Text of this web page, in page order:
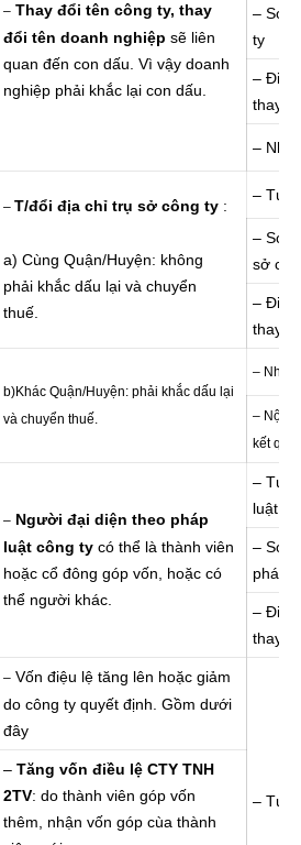
– Thay đổi tên công ty, thay
đổi tên doanh nghiệp sẽ liên
quan đến con dấu. Vì vậy doanh
nghiệp phải khắc lại con dấu.
–
ty
– Đi
thay
–
– T/đổi địa chỉ trụ sở công ty :
a) Cùng Quận/Huyện: không
phải khắc dấu lại và chuyển
thuế.
– Tư
–
sở
– Đi
thay
b)Khác Quận/Huyện: phải khắc dấu lại
và chuyển thuế.
– Nhận
– Nộp
kết quả
– Người đại diện theo pháp
luật công ty có thể là thành viên
hoặc cổ đông góp vốn, hoặc có
thể người khác.
– Tư
luật
–
pháp
– Đi
thay
– Vốn điệu lệ tăng lên hoặc giảm
do công ty quyết định. Gồm dưới
đây
– Tư
– Tăng vốn điều lệ CTY TNH
2TV: do thành viên góp vốn
thêm, nhận vốn góp cùa thành